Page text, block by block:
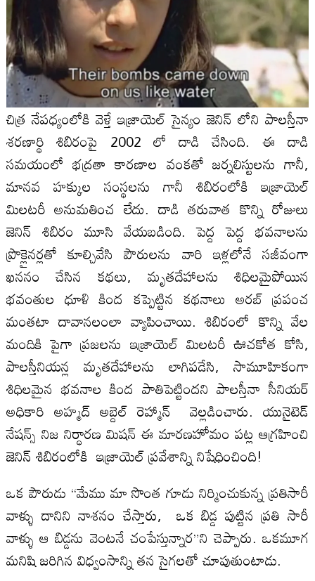
చిత్ర నేపధ్యంలోకి వెళ్తే ఇజ్రాయెల్ సైన్యం జెనిన్ లోని పాలస్తీనా
శరణార్థి శిబిరంపై 2002 లో దాడి చేసింది. ఈ దాడి
సమయంలో భద్రతా కారణాల వంకతో జర్నలిస్టులను గానీ,
మానవ హక్కుల సంస్థలను గానీ శిబిరంలోకి ఇజ్రాయెల్
మిలటరీ అనుమతించ లేదు. దాడి తరువాత కొన్ని రోజులు
జెనిన్ శిబిరం మూసి వేయబడింది. పెద్ద పెద్ద భవనాలను
ప్రొక్లైనర్లతో కూల్చివేసి పౌరులను వారి ఇళ్లలోనే సజీవంగా
ఖననం చేసిన కథలు, మృతదేహాలను శిధిలమైపోయిన
భవంతుల ధూళి కింద కప్పెట్టిన కథనాలు అరబ్ ప్రపంచ
మంతటా దావానలంలా వ్యాపించాయి. శిబిరంలో కొన్ని వేల
మందికి పైగా ప్రజలను ఇజ్రాయెల్ మిలటరీ ఊచకోత కోసి,
పాలస్తీనియన్ల మృతదేహాలను లాగిపడేసి, సామూహికంగా
శిధిలమైన భవనాల కింద పాతిపెట్టిందని పాలస్తీనా సీనియర్
అధికారి అహ్మద్ అబ్దెల్ రెహ్మాన్ వెల్లడించారు. యునైటెడ్
నేషన్స్ నిజ నిర్ధారణ మిషన్ ఈ మారణహోమం పట్ల ఆగ్రహించి
జెనిన్ శిబిరంలోకి ఇజ్రాయెల్ ప్రవేశాన్ని నిషేధించింది!
ఒక పౌరుడు “మేము మా సొంత గూడు నిర్మించుకున్న ప్రతిసారీ
వాళ్ళు దానిని నాశనం చేస్తారు, ఒక బిడ్డ పుట్టిన ప్రతి సారీ
వాళ్ళు ఆ బిడ్డను వెంటనే చంపేస్తున్నార”ని చెప్పారు. ఒకమూగ
మనిషి జరిగిన విధ్వంసాన్ని తన సైగలతో చూపుతుంటాడు.